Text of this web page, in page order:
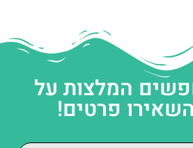
המלצות על
פרטים!